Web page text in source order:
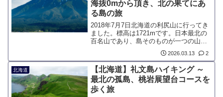
す。
海抜0mから頂き、北の果てにあ
る島の旅
2018年7月7日北海道の利尻山に行ってき
ました。標高は1721mです。日本最北の
百名山であり、島そのものが一つの山と
もいえる利尻島。日本海に美しくそびえ
立つその姿は、「利尻富士」の愛称で広
く親しまれています。数々の山を登って
きた登山者にとっても、最果ての洋上に
あるこの山は、特別な憧れの一座です。
2026.03.13 2
北海道
【北海道】礼文島ハイキング ～
最北の孤島、桃岩展望台コースを
歩く旅